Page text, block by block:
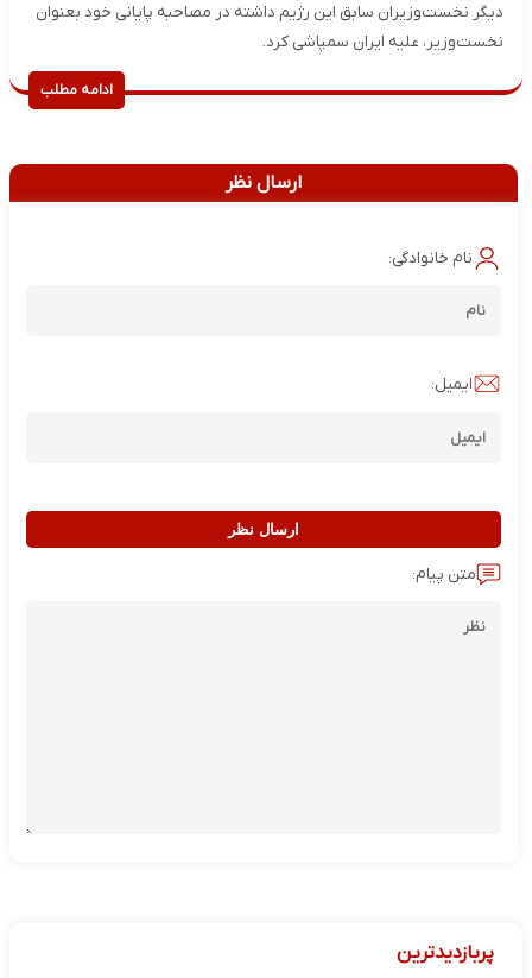
دیگر نخست‌وزیران سابق این رژیم داشته در مصاحبه پایانی خود بعنوان
نخست‌وزیر، علیه ایران سمپاشی کرد.
ادامه مطلب
ارسال نظر
نام خانوادگی:
ایمیل:
ارسال نظر
متن پیام:
پربازدیدترین